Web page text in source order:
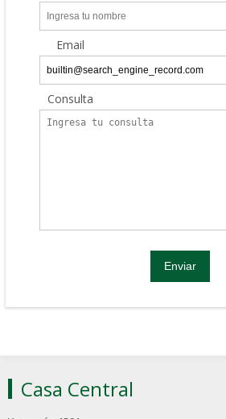
Email
Consulta
Casa Central